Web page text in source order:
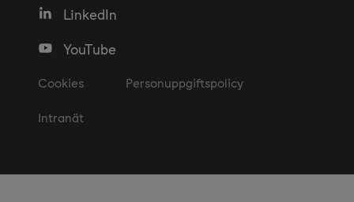
LinkedIn
YouTube
Cookies Personuppgiftspolicy
Intranät